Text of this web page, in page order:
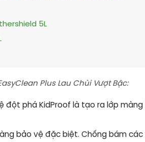
5L
Plus Lau Chùi Vượt Bậc:
đột phá KidProof là tạo ra lớp
bảo vệ đặc biệt. Chống bám